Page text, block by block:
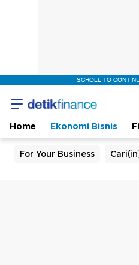
SCROLL TO
Home Ekonomi Bisnis
For Your Business